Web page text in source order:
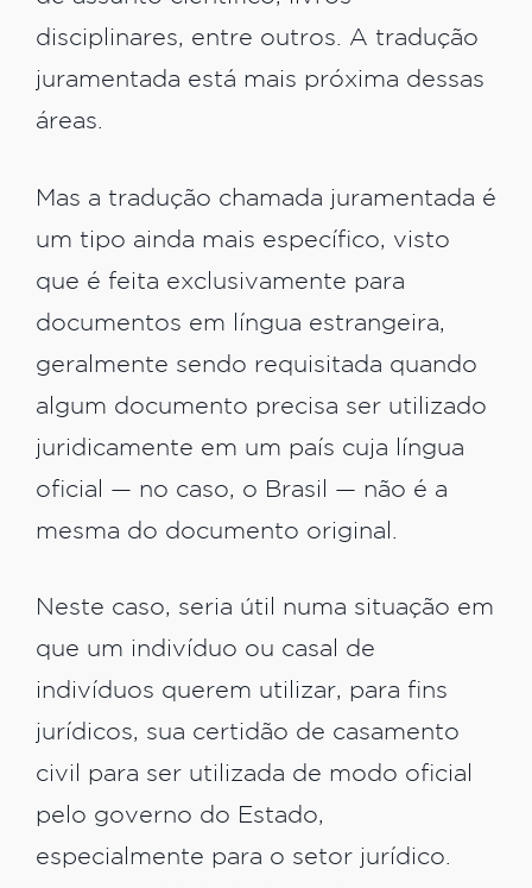
disciplinares, entre outros. A tradução
juramentada está mais próxima dessas
áreas.
Mas a tradução chamada juramentada é
um tipo ainda mais específico, visto
que é feita exclusivamente para
documentos em língua estrangeira,
geralmente sendo requisitada quando
algum documento precisa ser utilizado
juridicamente em um país cuja língua
oficial — no caso, o Brasil — não é a
mesma do documento original.
Neste caso, seria útil numa situação em
que um indivíduo ou casal de
indivíduos querem utilizar, para fins
jurídicos, sua certidão de casamento
civil para ser utilizada de modo oficial
pelo governo do Estado,
especialmente para o setor jurídico.